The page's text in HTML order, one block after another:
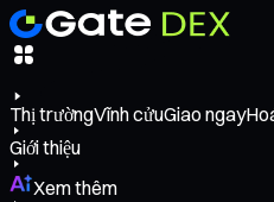
Thị trườngVĩnh cửuGiao ngay
Giới thiệu
Xem thêm